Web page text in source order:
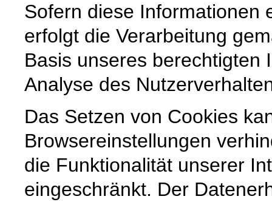
Sofern diese Informationen
erfolgt die Verarbeitung
Basis unseres berechtigten
Analyse des
Das Setzen von Cookies
Browsereinstellungen
die Funktionalität unserer
eingeschränkt. Der